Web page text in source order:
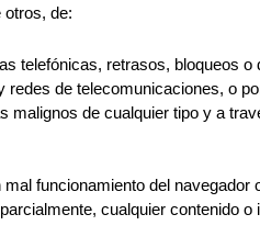
otros, de:
telefónicas, retrasos, bloqueos
de telecomunicaciones, o
malignos de cualquier tipo y a
funcionamiento del
cualquier contenido